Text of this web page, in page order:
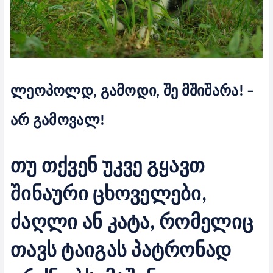
ლეოპოლდ, გამოდი, შე მშიშარა! –
არ გამოვალ!
თუ თქვენ უკვე გყავთ
შინაური ცხოველები,
ძაღლი ან კატა, რომელიც
თავს ტაიგას პატრონად